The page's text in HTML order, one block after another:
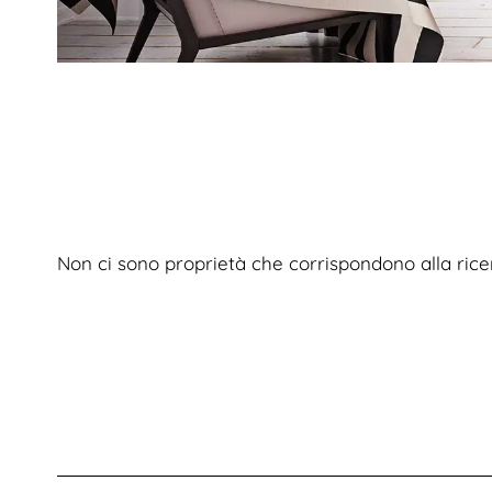
Non ci sono proprietà che corrispondono alla